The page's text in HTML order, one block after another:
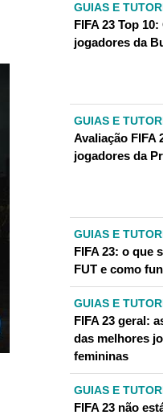
GUIAS E
FIFA 23 Top
jogadores da
GUIAS E
Avaliação FIFA
jogadores da
GUIAS E
FIFA 23: o que
FUT e como
GUIAS E
FIFA 23 geral:
das melhores
femininas
GUIAS E
FIFA 23 não